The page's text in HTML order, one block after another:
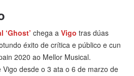
‘Ghost’ chega a Vigo tras dúas
éxito de crítica e público e cun
2020 ao Mellor Musical.
desde o 3 ata o 6 de marzo de